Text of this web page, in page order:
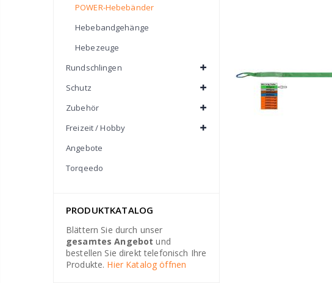
POWER-Hebebänder
Hebebandgehänge
Hebezeuge
Rundschlingen
Schutz
Zubehör
Freizeit / Hobby
Angebote
Torqeedo
PRODUKTKATALOG
Blättern Sie durch unser
gesamtes Angebot und
bestellen Sie direkt telefonisch Ihre
Produkte. Hier Katalog öffnen